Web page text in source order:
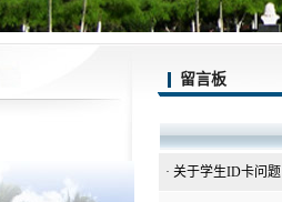
留言板
· 关于学生ID卡问题